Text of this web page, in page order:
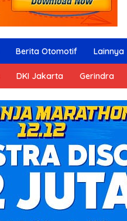
Berita Otomotif Lainnya
DKI Jakarta Gerindra